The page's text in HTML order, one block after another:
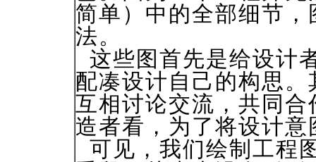
简单）中的全部细节
法。
这些图首先是给设计
配凑设计自己的构思
互相讨论交流，共同
造者看，为了将设计
可见，我们绘制工程